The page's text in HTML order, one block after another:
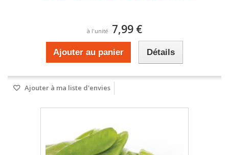
à l'unité 7,99 €
Ajouter au panier Détails
Ajouter à ma liste d'envies